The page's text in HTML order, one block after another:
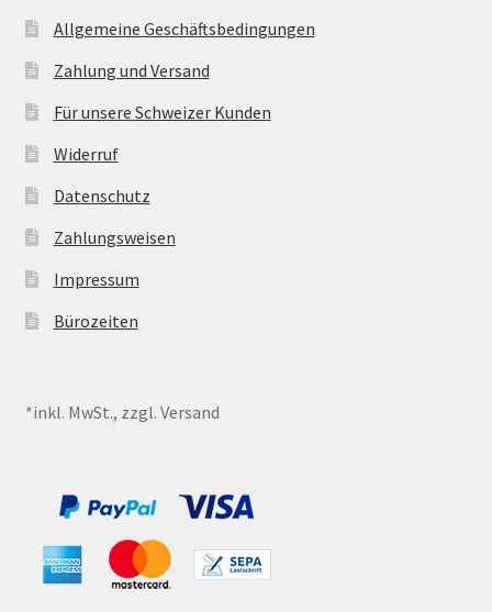
Allgemeine Geschäftsbedingungen
Zahlung und Versand
Für unsere Schweizer Kunden
Widerruf
Datenschutz
Zahlungsweisen
Impressum
Bürozeiten
*inkl. MwSt., zzgl. Versand